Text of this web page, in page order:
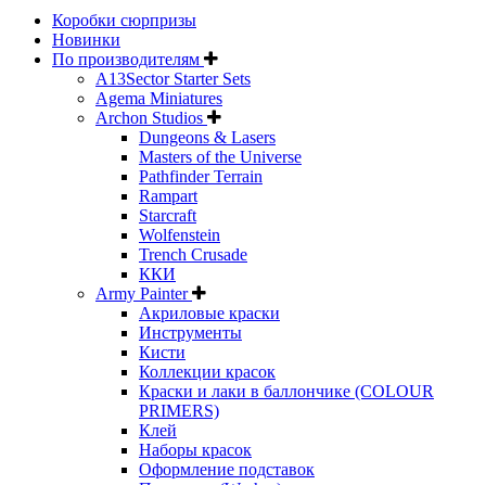
Коробки сюрпризы
Новинки
По производителям
A13Sector Starter Sets
Agema Miniatures
Archon Studios
Dungeons & Lasers
Masters of the Universe
Pathfinder Terrain
Rampart
Starcraft
Wolfenstein
Trench Crusade
ККИ
Army Painter
Акриловые краски
Инструменты
Кисти
Коллекции красок
Краски и лаки в баллончике (COLOUR
PRIMERS)
Клей
Наборы красок
Оформление подставок